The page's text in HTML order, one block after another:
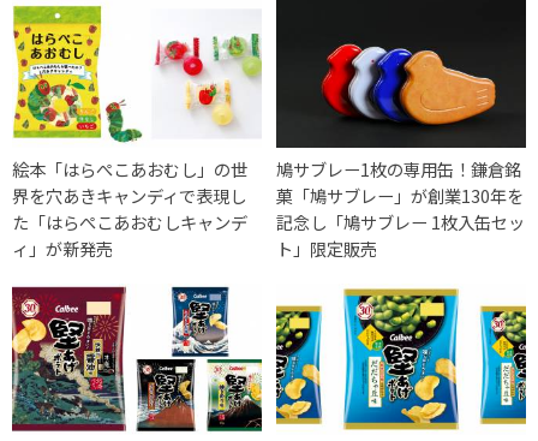
絵本「はらぺこあおむし」の世
界を穴あきキャンディで表現し
た「はらぺこあおむしキャンデ
ィ」が新発売
鳩サブレー1枚の専用缶！鎌倉銘
菓「鳩サブレー」が創業130年を
記念し「鳩サブレー 1枚入缶セッ
ト」限定販売